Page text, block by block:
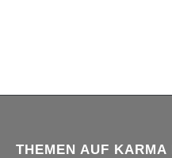
THEMEN AUF KARMA